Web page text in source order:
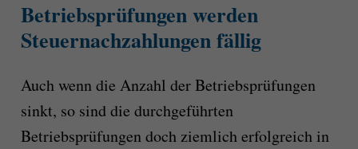
Betriebsprüfungen werden
Steuernachzahlungen fällig
Auch wenn die Anzahl der Betriebsprüfungen
sinkt, so sind die durchgeführten
Betriebsprüfungen doch ziemlich erfolgreich in